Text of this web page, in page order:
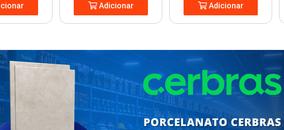
Adicionar Adicionar